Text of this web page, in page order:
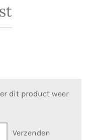
dit product weer
Verzenden